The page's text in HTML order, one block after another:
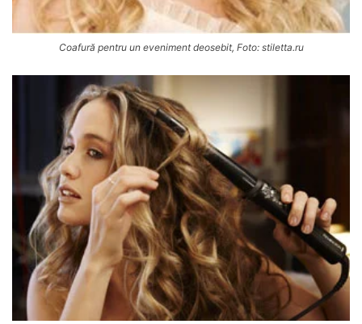
Coafură pentru un eveniment deosebit, Foto: stiletta.ru